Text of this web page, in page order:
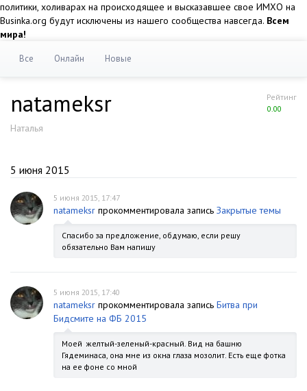
политики, холиварах на происходящее и высказавшее свое ИМХО на
Businka.org будут исключены из нашего сообщества навсегда. Всем
мира!
Все Онлайн Новые
Рейтинг
0.00
natameksr
Наталья
5 июня 2015
5 июня 2015, 17:47
natameksr прокомментировала запись Закрытые темы
Спасибо за предложение, обдумаю, если решу
обязательно Вам напишу
5 июня 2015, 17:40
natameksr прокомментировала запись Битва при
Бидсмите на ФБ 2015
Моей желтый-зеленый-красный. Вид на башню
Гядеминаса, она мне из окна глаза мозолит. Есть еще фотка
на ее фоне со мной